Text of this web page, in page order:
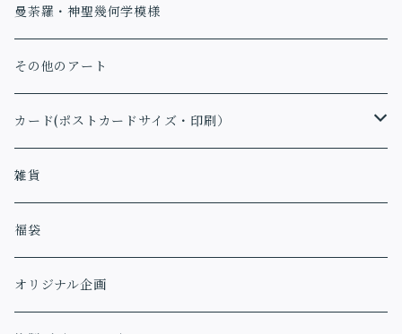
曼荼羅・神聖幾何学模様
その他のアート
カード(ポストカードサイズ・印刷）
アファメーションカード
雑貨
福袋
オリジナル企画